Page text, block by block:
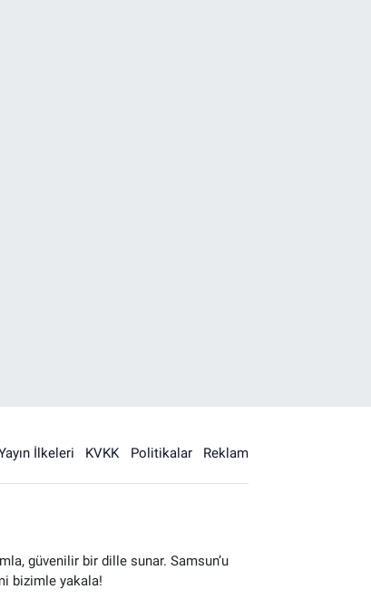
İlkeleri KVKK Politikalar Reklam
güvenilir bir dille sunar. Samsun’u
bizimle yakala!